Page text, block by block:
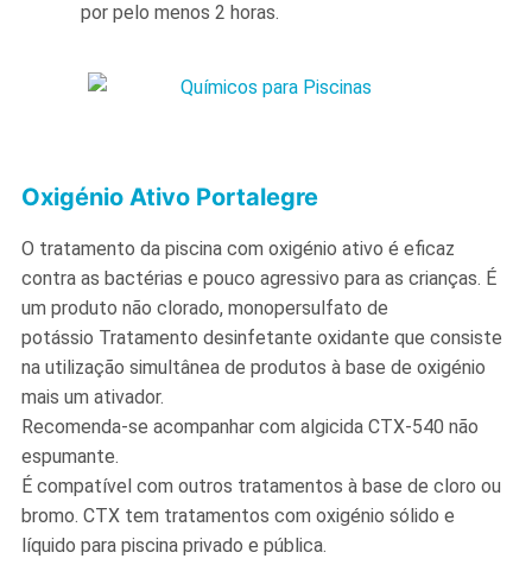
por pelo menos 2 horas.
Oxigénio Ativo Portalegre
O tratamento da piscina com oxigénio ativo é eficaz
contra as bactérias e pouco agressivo para as crianças. É
um produto não clorado, monopersulfato de
potássio Tratamento desinfetante oxidante que consiste
na utilização simultânea de produtos à base de oxigénio
mais um ativador.
Recomenda-se acompanhar com algicida CTX-540 não
espumante.
É compatível com outros tratamentos à base de cloro ou
bromo. CTX tem tratamentos com oxigénio sólido e
líquido para piscina privado e pública.